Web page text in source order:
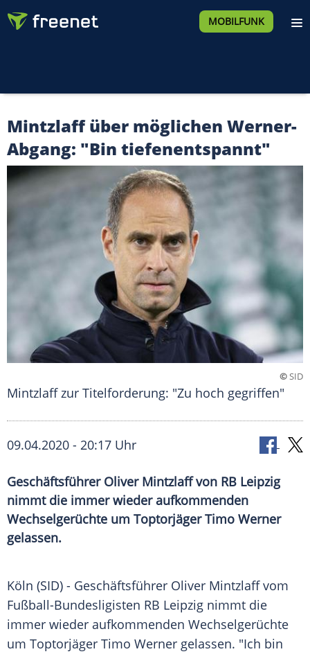
MOBILFUNK
Mintzlaff über möglichen Werner-
Abgang: "Bin tiefenentspannt"
©SID
Mintzlaff zur Titelforderung: "Zu hoch gegriffen"
09.04.2020 - 20:17 Uhr
Geschäftsführer Oliver Mintzlaff von RB Leipzig
nimmt die immer wieder aufkommenden
Wechselgerüchte um Toptorjäger Timo Werner
gelassen.
Köln (SID) - Geschäftsführer Oliver Mintzlaffvom
Fußball-Bundesligisten RB Leipzig nimmt die
immer wieder aufkommenden Wechselgerüchte
um Toptorjäger Timo Werner gelassen. "Ich bin